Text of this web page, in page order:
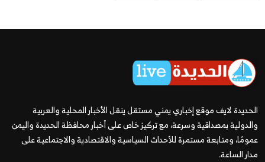
الحديدة لايف موقع إخباري يمني مستقل ينقل الأخبار المحلية والعربية
والدولية بمصداقية وسرعة، مع تركيز خاص على أخبار محافظة الحديدة واليمن
عمومًا، ومتابعة مستمرة للأحداث السياسية والاقتصادية والاجتماعية على
مدار الساعة.